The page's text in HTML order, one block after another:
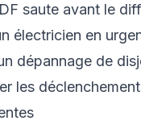
saute avant le
électricien en
dépannage de
les